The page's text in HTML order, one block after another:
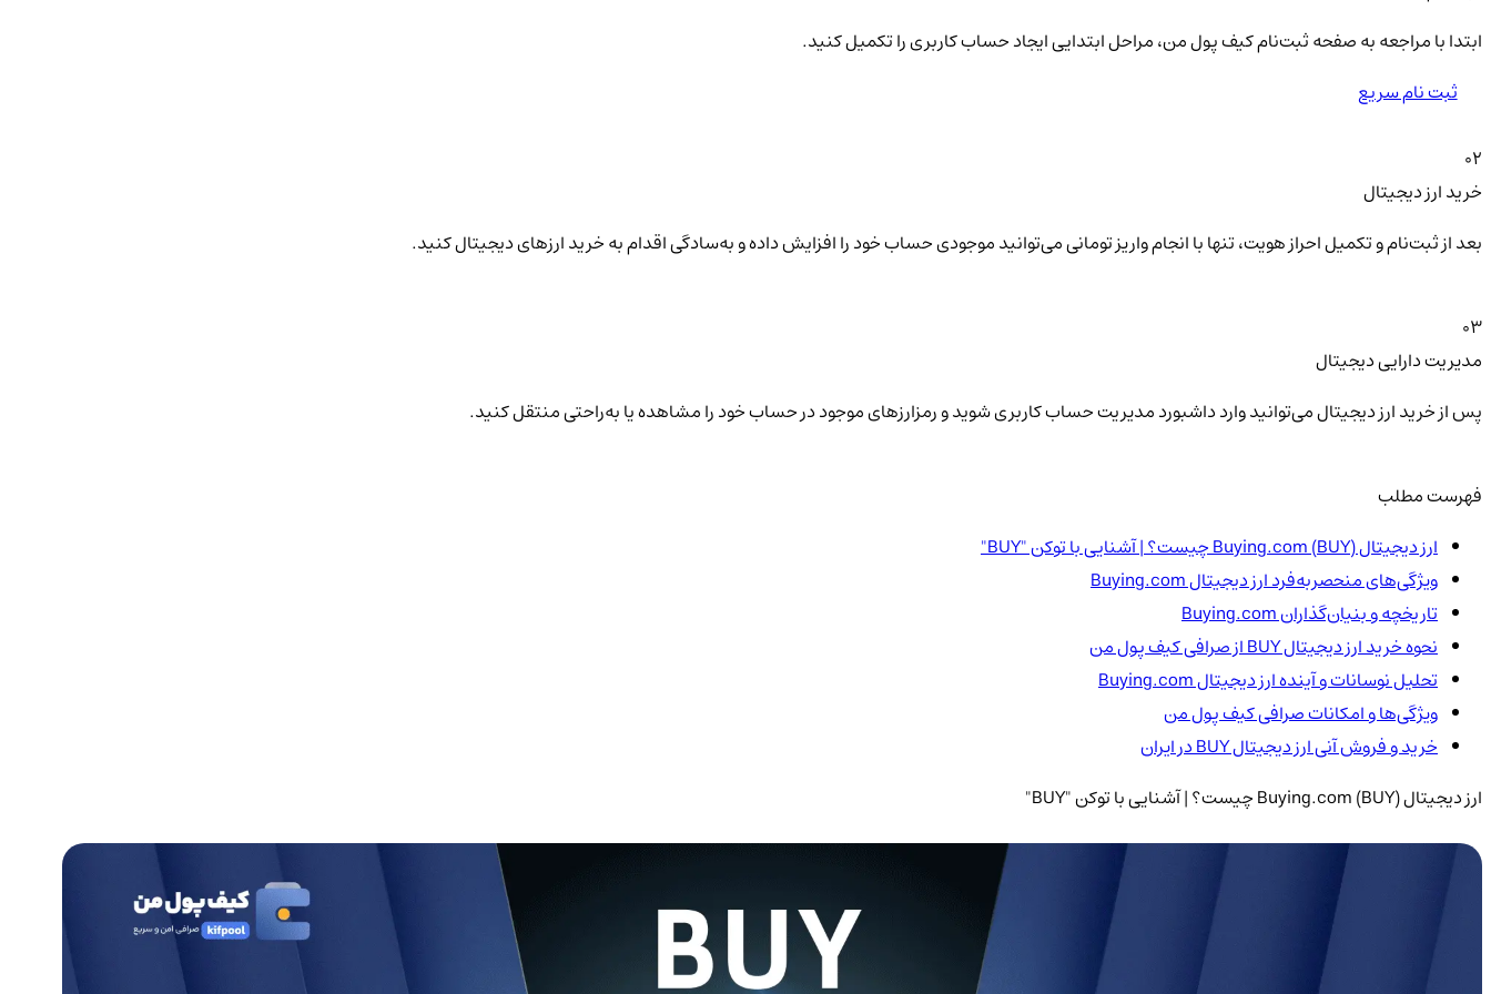
ابتدا با مراجعه به صفحه ثبت‌نام کیف‌ پول من، مراحل ابتدایی ایجاد حساب کاربری را تکمیل کنید.
ثبت نام سریع
02
خرید ارز دیجیتال
بعد از ثبت‌نام و تکمیل احراز هویت، تنها با انجام واریز تومانی می‌توانید موجودی حساب خود را افزایش داده و به‌سادگی اقدام به خرید ارزهای دیجیتال کنید.
03
مدیریت دارایی دیجیتال
پس از خرید ارز دیجیتال می‌توانید وارد داشبورد مدیریت حساب کاربری شوید و رمزارزهای موجود در حساب خود را مشاهده یا به‌راحتی منتقل کنید.
فهرست مطلب
ارز دیجیتال Buying.com (BUY) چیست؟ | آشنایی با توکن "BUY"
ویژگی‌های منحصربه‌فرد ارز دیجیتال Buying.com
تاریخچه و بنیان‌گذاران Buying.com
نحوه خرید ارز دیجیتال BUY از صرافی کیف پول من
تحلیل نوسانات و آینده ارز دیجیتال Buying.com
ویژگی‌ها و امکانات صرافی کیف پول من
خرید و فروش آنی ارز دیجیتال BUY در ایران
ارز دیجیتال Buying.com (BUY) چیست؟ | آشنایی با توکن "BUY"